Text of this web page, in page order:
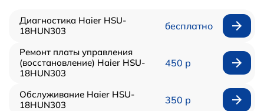
Диагностика Haier HSU-
18HUN303
бесплатно
Ремонт платы управления
(восстановление) Haier HSU-
18HUN303
450 р
Обслуживание Haier HSU-
18HUN303
350 р